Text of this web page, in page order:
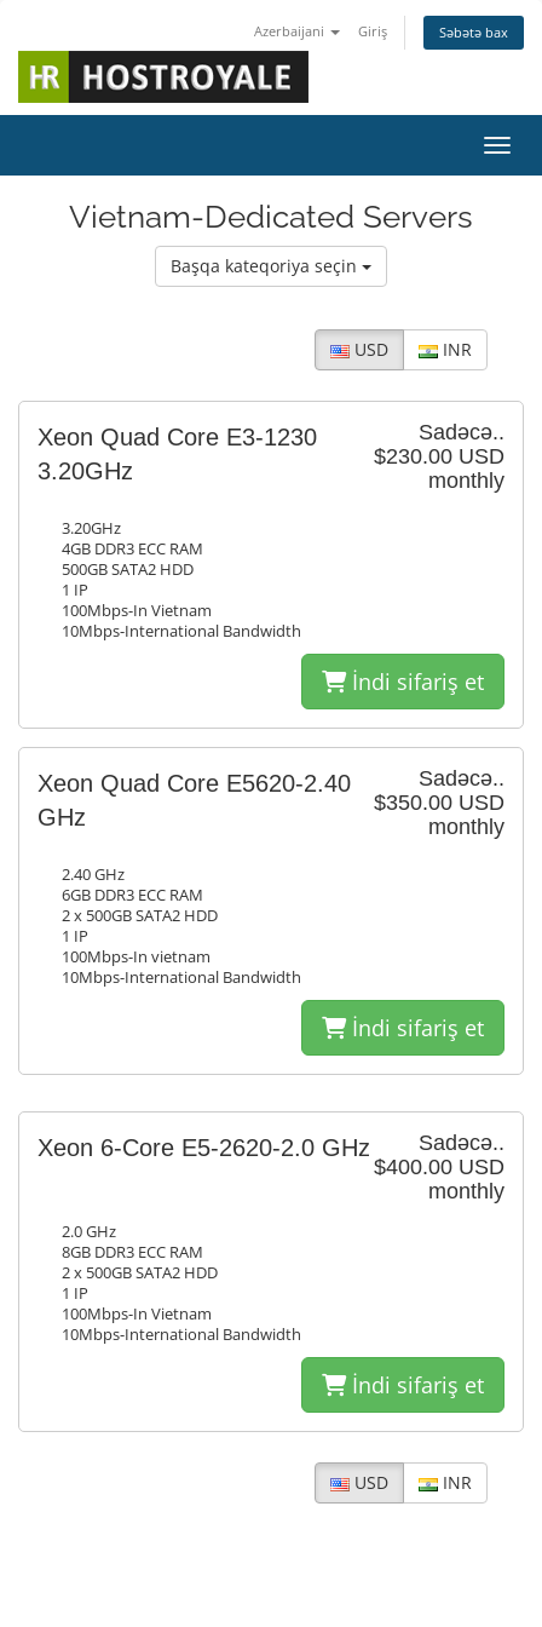
Azerbaijani Giriş Səbətə bax
Vietnam-Dedicated Servers
Başqa kateqoriya seçin
USD INR
Sadəcə..
$230.00 USD
monthly
Xeon Quad Core E3-1230
3.20GHz
3.20GHz
4GB DDR3 ECC RAM
500GB SATA2 HDD
1 IP
100Mbps-In Vietnam
10Mbps-International Bandwidth
İndi sifariş et
Sadəcə..
$350.00 USD
monthly
Xeon Quad Core E5620-2.40
GHz
2.40 GHz
6GB DDR3 ECC RAM
2 x 500GB SATA2 HDD
1 IP
100Mbps-In vietnam
10Mbps-International Bandwidth
İndi sifariş et
Sadəcə..
$400.00 USD
monthly
Xeon 6-Core E5-2620-2.0 GHz
2.0 GHz
8GB DDR3 ECC RAM
2 x 500GB SATA2 HDD
1 IP
100Mbps-In Vietnam
10Mbps-International Bandwidth
İndi sifariş et
USD INR